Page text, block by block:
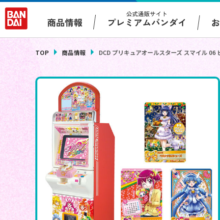
商品情報
公式通販サイト
プレミアムバンダイ
TOP 商品情報 DCD プリキュアオールスターズ スマイル 06